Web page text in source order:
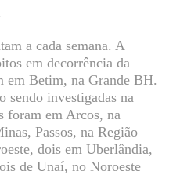
a cada semana. A
em decorrência da
em Betim, na Grande BH.
sendo investigadas na
foram em Arcos, na
Passos, na Região
dois em Uberlândia,
de Unaí, no Noroeste